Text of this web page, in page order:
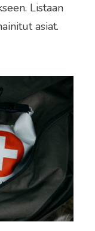
Listaan
asiat.